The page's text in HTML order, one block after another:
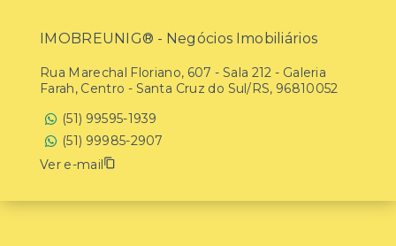
IMOBREUNIG® - Negócios Imobiliários
Rua Marechal Floriano, 607 - Sala 212 - Galeria
Farah, Centro - Santa Cruz do Sul/RS, 96810052
(51) 99595-1939
(51) 99985-2907
Ver e-mail